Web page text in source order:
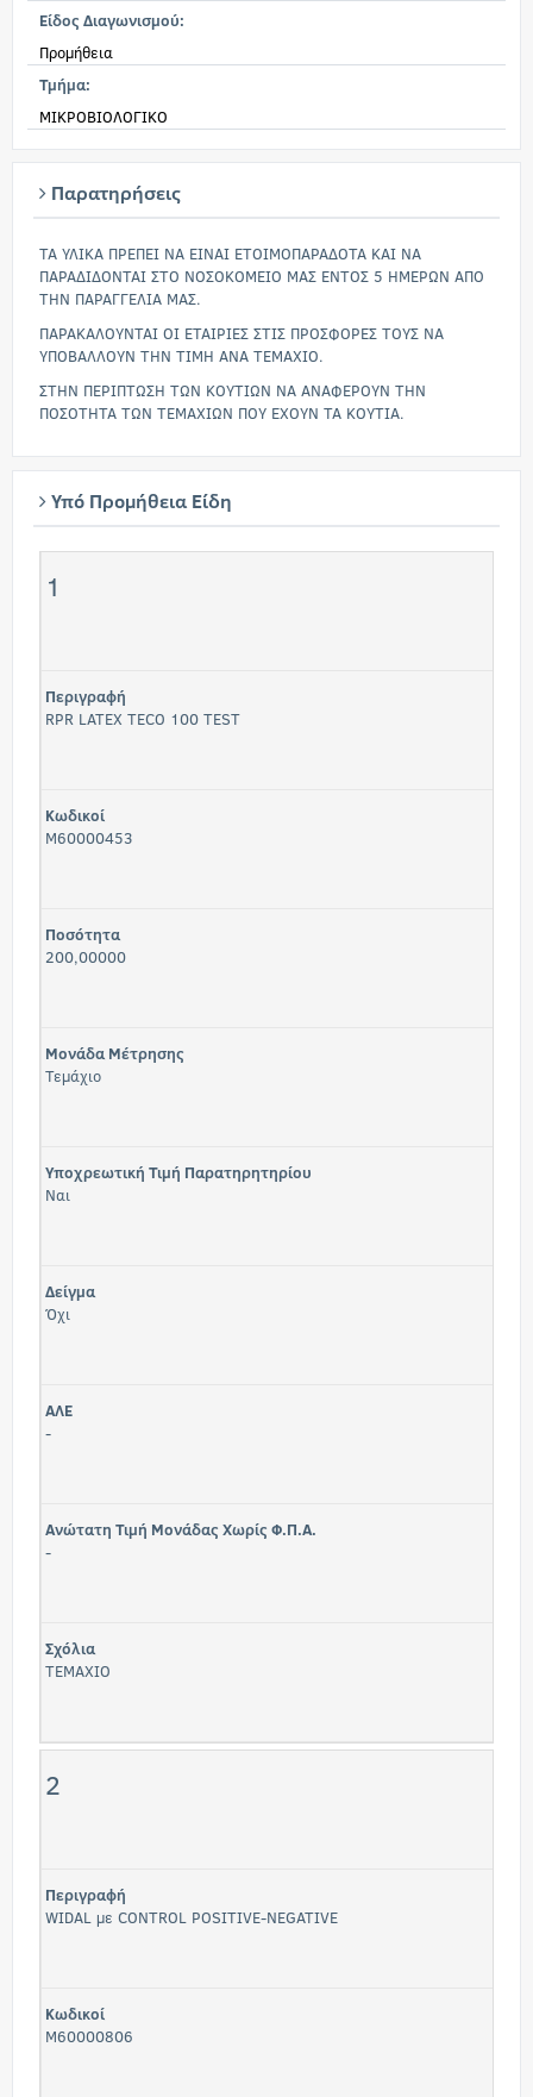
Είδος Διαγωνισμού:
Προμήθεια
Τμήμα:
ΜΙΚΡΟΒΙΟΛΟΓΙΚΟ
Παρατηρήσεις
ΤΑ ΥΛΙΚΑ ΠΡΕΠΕΙ ΝΑ ΕΙΝΑΙ ΕΤΟΙΜΟΠΑΡΑΔΟΤΑ ΚΑΙ ΝΑ
ΠΑΡΑΔΙΔΟΝΤΑΙ ΣΤΟ ΝΟΣΟΚΟΜΕΙΟ ΜΑΣ ΕΝΤΟΣ 5 ΗΜΕΡΩΝ ΑΠΟ
ΤΗΝ ΠΑΡΑΓΓΕΛΙΑ ΜΑΣ.
ΠΑΡΑΚΑΛΟΥΝΤΑΙ ΟΙ ΕΤΑΙΡΙΕΣ ΣΤΙΣ ΠΡΟΣΦΟΡΕΣ ΤΟΥΣ ΝΑ
ΥΠΟΒΑΛΛΟΥΝ ΤΗΝ ΤΙΜΗ ΑΝΑ ΤΕΜΑΧΙΟ.
ΣΤΗΝ ΠΕΡΙΠΤΩΣΗ ΤΩΝ ΚΟΥΤΙΩΝ ΝΑ ΑΝΑΦΕΡΟΥΝ ΤΗΝ
ΠΟΣΟΤΗΤΑ ΤΩΝ ΤΕΜΑΧΙΩΝ ΠΟΥ ΕΧΟΥΝ ΤΑ ΚΟΥΤΙΑ.
Υπό Προμήθεια Είδη
1
Περιγραφή
RPR LATEX TECO 100 TEST
Κωδικοί
M60000453
Ποσότητα
200,00000
Μονάδα Μέτρησης
Τεμάχιο
Υποχρεωτική Τιμή Παρατηρητηρίου
Ναι
Δείγμα
Όχι
ΑΛΕ
-
Ανώτατη Τιμή Μονάδας Χωρίς Φ.Π.Α.
-
Σχόλια
TEMAXIO
2
Περιγραφή
WIDAL με CONTROL POSITIVE-NEGATIVE
Κωδικοί
M60000806